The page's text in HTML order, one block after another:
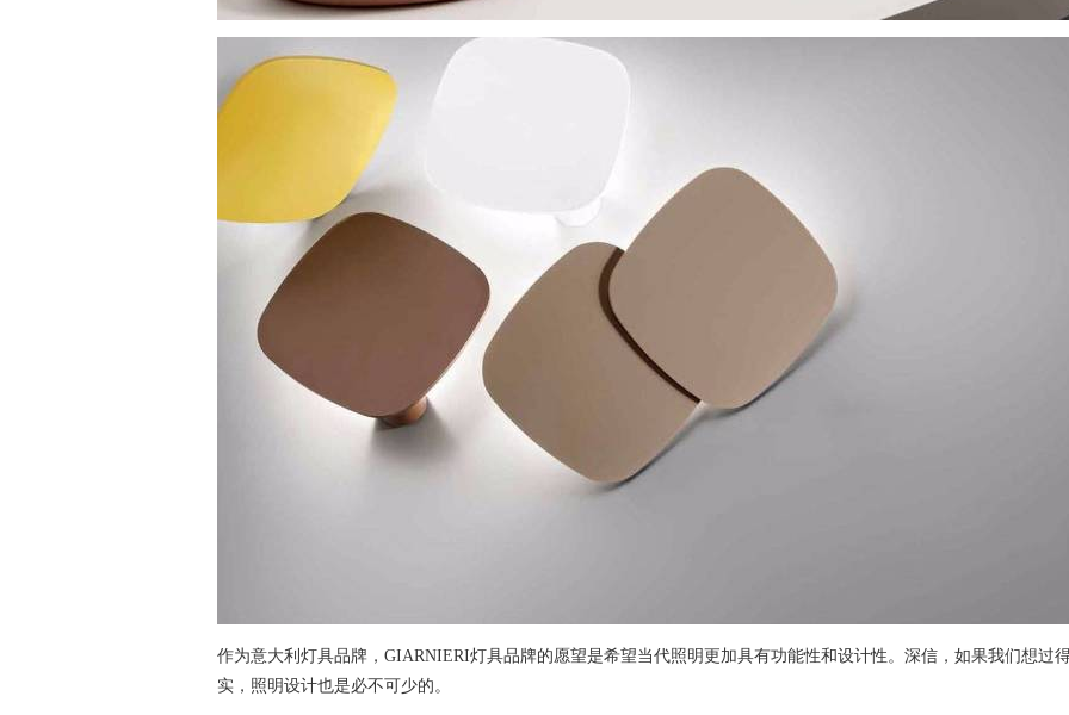
作为意大利灯具品牌，GIARNIERI灯具品牌的愿望是希望当代照明更加具有功能性和设计性。深信，如果我们想过
实，照明设计也是必不可少的。